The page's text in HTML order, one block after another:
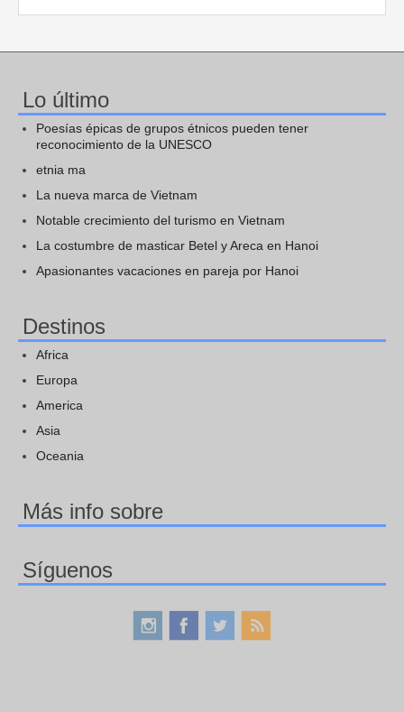
Lo último
Poesías épicas de grupos étnicos pueden tener
reconocimiento de la UNESCO
etnia ma
La nueva marca de Vietnam
Notable crecimiento del turismo en Vietnam
La costumbre de masticar Betel y Areca en Hanoi
Apasionantes vacaciones en pareja por Hanoi
Destinos
Africa
Europa
America
Asia
Oceania
Más info sobre
Síguenos